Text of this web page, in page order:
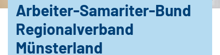
Arbeiter-Samariter-Bund
Regionalverband
Münsterland